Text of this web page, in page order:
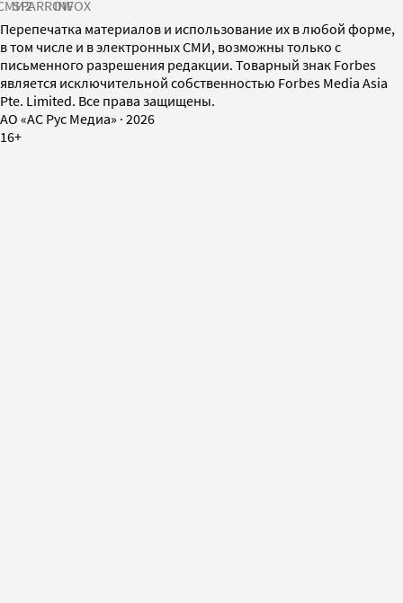
SPARROWINFOX
Перепечатка материалов и использование их в любой форме,
в том числе и в электронных СМИ, возможны только с
письменного разрешения редакции. Товарный знак Forbes
является исключительной собственностью Forbes Media Asia
Pte. Limited. Все права защищены.
AO «АС Рус Медиа» · 2026
16+